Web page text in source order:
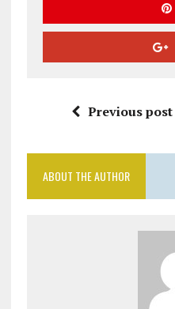
Previous post
ABOUT THE AUTHOR